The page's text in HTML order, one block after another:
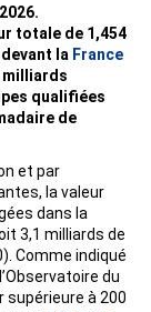
totale de 1,454
la France
milliards
qualifiées
de
et par
la valeur
dans la
3,1 milliards de
Comme indiqué
du
supérieure à 200